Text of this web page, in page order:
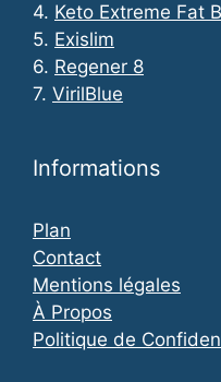
4. Keto Extreme Fat
5. Exislim
6. Regener 8
7. VirilBlue
Informations
Plan
Contact
Mentions légales
À Propos
Politique de